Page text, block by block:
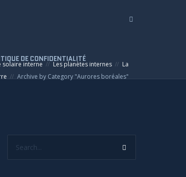
DE CONFIDENTIALITÉ
solaire interne Les planètes internes
La
Archive by Category "Aurores boréales"